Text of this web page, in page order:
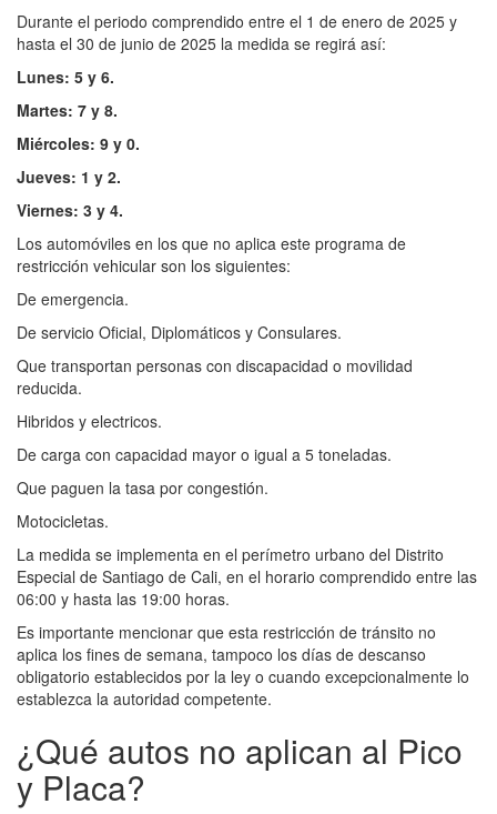
Durante el periodo comprendido entre el 1 de enero de 2025 y
hasta el 30 de junio de 2025 la medida se regirá así:
Lunes: 5 y 6.
Martes: 7 y 8.
Miércoles: 9 y 0.
Jueves: 1 y 2.
Viernes: 3 y 4.
Los automóviles en los que no aplica este programa de
restricción vehicular son los siguientes:
De emergencia.
De servicio Oficial, Diplomáticos y Consulares.
Que transportan personas con discapacidad o movilidad
reducida.
Hibridos y electricos.
De carga con capacidad mayor o igual a 5 toneladas.
Que paguen la tasa por congestión.
Motocicletas.
La medida se implementa en el perímetro urbano del Distrito
Especial de Santiago de Cali, en el horario comprendido entre las
06:00 y hasta las 19:00 horas.
Es importante mencionar que esta restricción de tránsito no
aplica los fines de semana, tampoco los días de descanso
obligatorio establecidos por la ley o cuando excepcionalmente lo
establezca la autoridad competente.
¿Qué autos no aplican al Pico
y Placa?